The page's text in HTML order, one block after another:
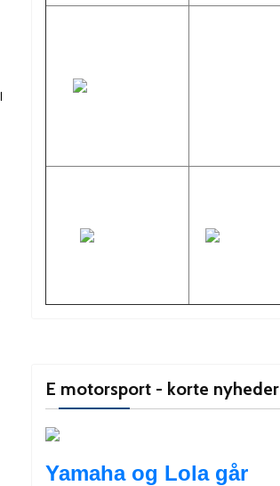
E motorsport - korte nyheder
Yamaha og Lola går